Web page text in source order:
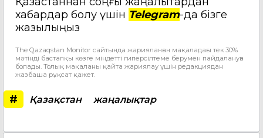
хабардар болу үшін Telegram-да бізге
жазылыңыз
The Qazaqstan Monitor сайтында жарияланған мақаладағы тек 30%
мәтінді бастапқы көзге міндетті гиперсілтеме берумен пайдалануға
болады. Толық мақаланы қайта жариялау үшін редакциядан
жазбаша рұқсат қажет.
# Қазақстан жаңалықтар